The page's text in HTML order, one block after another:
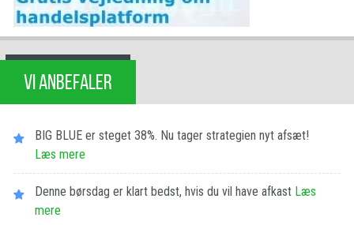
VI ANBEFALER
BIG BLUE er steget 38%. Nu tager strategien nyt afsæt!
Læs mere
Denne børsdag er klart bedst, hvis du vil have afkast Læs
mere